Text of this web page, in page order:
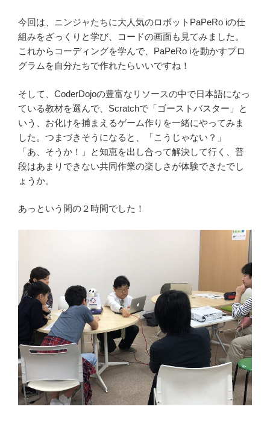
今回は、ニンジャたちに大人気のロボットPaPeRo iの仕
組みをざっくりと学び、コードの画面も見てみました。
これからコーディングを学んで、PaPeRo iを動かすプロ
グラムを自分たちで作れたらいいですね！
そして、CoderDojoの豊富なリソースの中で日本語になっ
ている教材を選んで、Scratchで「ゴーストバスター」と
いう、お化けを捕まえるゲーム作りを一緒にやってみま
した。つまづきそうになると、「こうじゃない？」
「あ、そうか！」と知恵を出し合って解決して行く、普
段はあまりできない共同作業の楽しさが体験できたでし
ょうか。
あっという間の２時間でした！